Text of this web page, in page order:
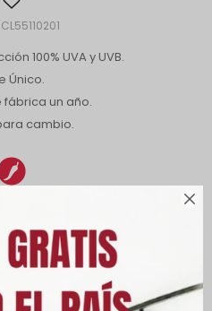

100% UVA y UVB.
Único.
fábrica un año.
cambio.
está agotado.